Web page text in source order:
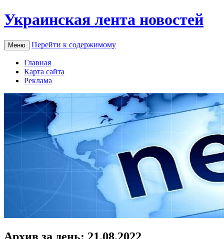
Украинская лента новостей
Меню Перейти к содержимому
Главная
Карта сайта
Реклама
Архив за день: 21.08.2022